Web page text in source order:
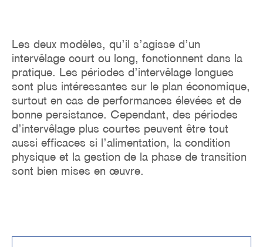
Les deux modèles, qu’il s’agisse d’un
intervêlage court ou long, fonctionnent dans la
pratique. Les périodes d’intervêlage longues
sont plus intéressantes sur le plan économique,
surtout en cas de performances élevées et de
bonne persistance. Cependant, des périodes
d’intervêlage plus courtes peuvent être tout
aussi efficaces si l’alimentation, la condition
physique et la gestion de la phase de transition
sont bien mises en œuvre.